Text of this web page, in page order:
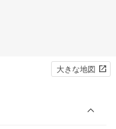
大きな地図